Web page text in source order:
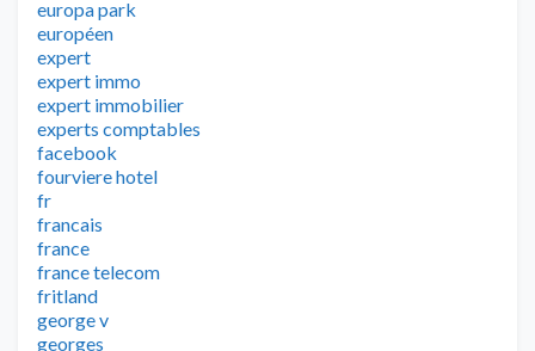
europa park
européen
expert
expert immo
expert immobilier
experts comptables
facebook
fourviere hotel
fr
francais
france
france telecom
fritland
george v
georges